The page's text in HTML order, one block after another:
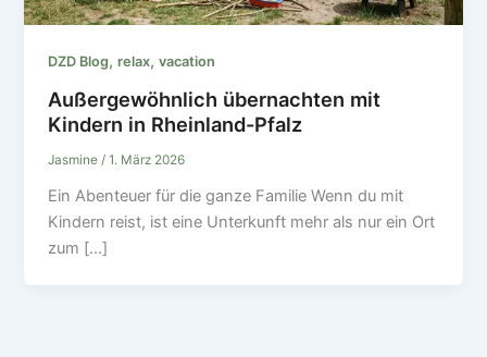
DZD Blog,relax,vacation
Außergewöhnlich übernachten mit
Kindern in Rheinland-Pfalz
Jasmine/1. März 2026
Ein Abenteuer für die ganze Familie Wenn du mit
Kindern reist, ist eine Unterkunft mehr als nur ein Ort
zum […]